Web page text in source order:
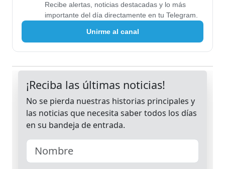
Recibe alertas, noticias destacadas y lo más
importante del día directamente en tu Telegram.
Unirme al canal